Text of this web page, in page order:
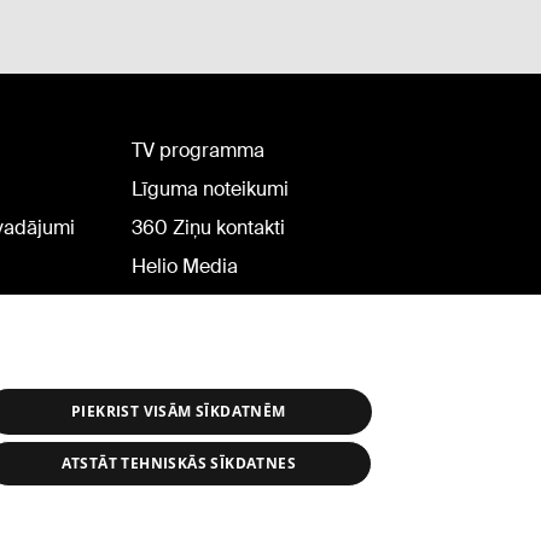
TV programma
Līguma noteikumi
360 Ziņu kontakti
Helio Media
PIEKRIST VISĀM SĪKDATNĒM
ATSTĀT TEHNISKĀS SĪKDATNES